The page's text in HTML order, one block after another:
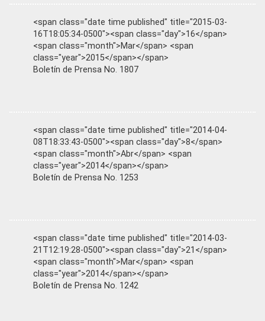
<span class="date time published" title="2015-03-
16T18:05:34-0500"><span class="day">16</span>
<span class="month">Mar</span> <span
class="year">2015</span></span>
Boletín de Prensa No. 1807
<span class="date time published" title="2014-04-
08T18:33:43-0500"><span class="day">8</span>
<span class="month">Abr</span> <span
class="year">2014</span></span>
Boletín de Prensa No. 1253
<span class="date time published" title="2014-03-
21T12:19:28-0500"><span class="day">21</span>
<span class="month">Mar</span> <span
class="year">2014</span></span>
Boletín de Prensa No. 1242